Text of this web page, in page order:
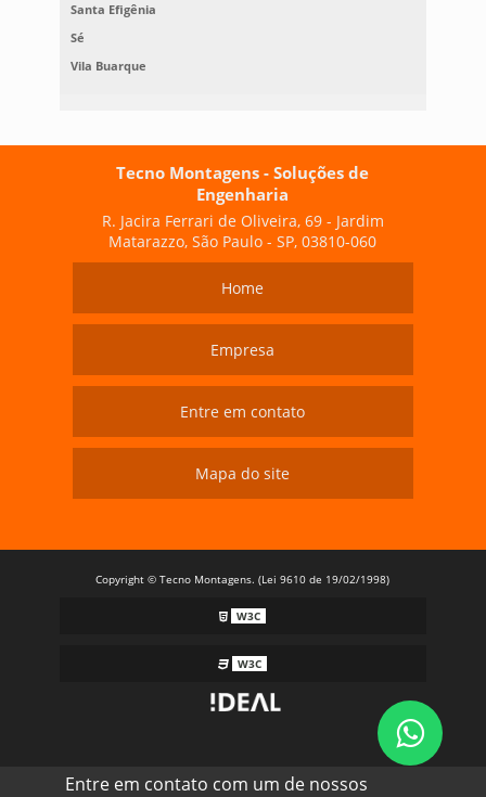
Entre em contato com um de nossos
Santa Efigênia
Sé
Vila Buarque
Tecno Montagens - Soluções de
Engenharia
R. Jacira Ferrari de Oliveira, 69 - Jardim
Matarazzo, São Paulo - SP, 03810-060
Home
Empresa
Entre em contato
Mapa do site
Copyright © Tecno Montagens. (Lei 9610 de 19/02/1998)
W3C
W3C